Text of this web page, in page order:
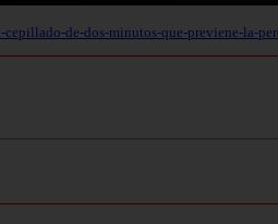
de-dos-minutos-que-previene-la-